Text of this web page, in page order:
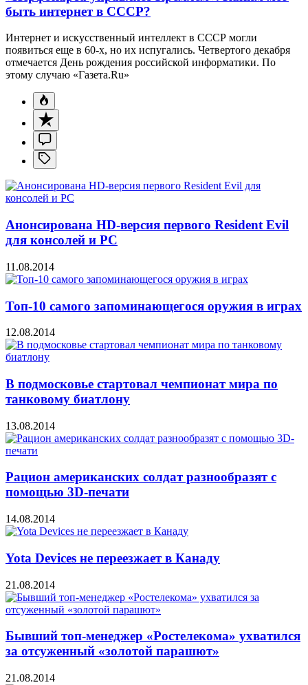
быть интернет в СССР?
Интернет и искусственный интеллект в СССР могли
появиться еще в 60-х, но их испугались. Четвертого декабря
отмечается День рождения российской информатики. По
этому случаю «Газета.Ru»
Анонсирована HD-версия первого Resident Evil
для консолей и PC
11.08.2014
Топ-10 самого запоминающегося оружия в играх
12.08.2014
В подмосковье стартовал чемпионат мира по
танковому биатлону
13.08.2014
Рацион американских солдат разнообразят с
помощью 3D-печати
14.08.2014
Yota Devices не переезжает в Канаду
21.08.2014
Бывший топ-менеджер «Ростелекома» ухватился
за отсуженный «золотой парашют»
21.08.2014